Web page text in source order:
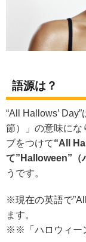
語源は？
“All Hallows’
節）」の意味にな
ブをつけて“All
て”Halloween”（
うです。
※現在の英語で
ます。
※※「ハロウィー